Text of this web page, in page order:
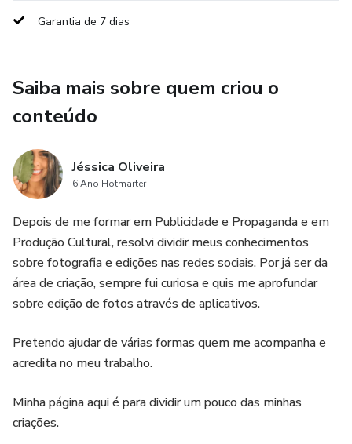
Garantia de 7 dias
Saiba mais sobre quem criou o
conteúdo
Jéssica Oliveira
6 Ano Hotmarter
Depois de me formar em Publicidade e Propaganda e em
Produção Cultural, resolvi dividir meus conhecimentos
sobre fotografia e edições nas redes sociais. Por já ser da
área de criação, sempre fui curiosa e quis me aprofundar
sobre edição de fotos através de aplicativos.
Pretendo ajudar de várias formas quem me acompanha e
acredita no meu trabalho.
Minha página aqui é para dividir um pouco das minhas
criações.